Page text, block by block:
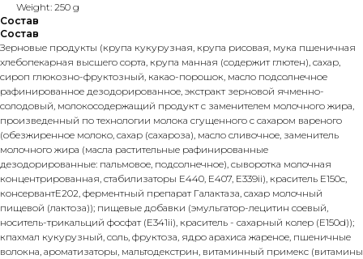
Weight: 250 g
Состав
Состав
Зерновые продукты (крупа кукурузная, крупа рисовая, мука пшеничная
хлебопекарная высшего сорта, крупа манная (содержит глютен), сахар,
сироп глюкозно-фруктозный, какао-порошок, масло подсолнечное
рафинированное дезодорированное, экстракт зерновой ячменно-
солодовый, молокосодержащий продукт с заменителем молочного жира,
произведенный по технологии молока сгущенного с сахаром вареного
(обезжиренное молоко, сахар (сахароза), масло сливочное, заменитель
молочного жира (масла растительные рафинированные
дезодорированные: пальмовое, подсолнечное), сыворотка молочная
концентрированная, стабилизаторы Е440, Е407, Е339ii), краситель Е150с,
консервантЕ202, ферментный препарат Галактаза, сахар молочный
пищевой (лактоза)); пищевые добавки (эмульгатор-лецитин соевый,
носитель-трикальций фосфат (Е341ii), краситель - сахарный колер (Е150d));
кпахмал кукурузный, соль, фруктоза, ядро арахиса жареное, пшеничные
волокна, ароматизаторы, мальтодекстрин, витаминный примекс (витамины